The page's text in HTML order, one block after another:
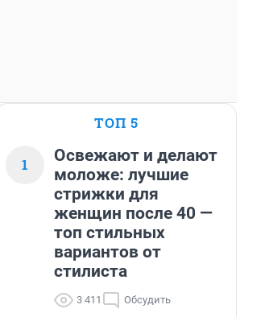
ТОП 5
1
Освежают и делают
моложе: лучшие
стрижки для
женщин после 40 —
топ стильных
вариантов от
стилиста
3 411 Обсудить